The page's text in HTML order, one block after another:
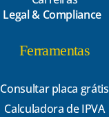
Legal & Compliance
Ferramentas
Consultar placa grátis
Calculadora de IPVA